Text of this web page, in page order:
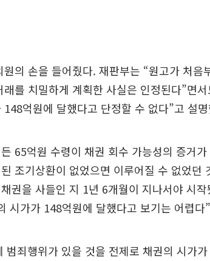
의 손을 들어줬다. 재판부는 “원고가 처음
를 치밀하게 계획한 사실은 인정된다”면
억원에 달했다고 단정할 수 없다”고 설
65억원 수령이 채권 회수 가능성의 증거
조기상환이 없었으면 이루어질 수 없었던
권을 사들인 지 1년 6개월이 지나서야 시
시가가 148억원에 달했다고 보기는 어렵다
범죄행위가 있을 것을 전제로 채권의 시가